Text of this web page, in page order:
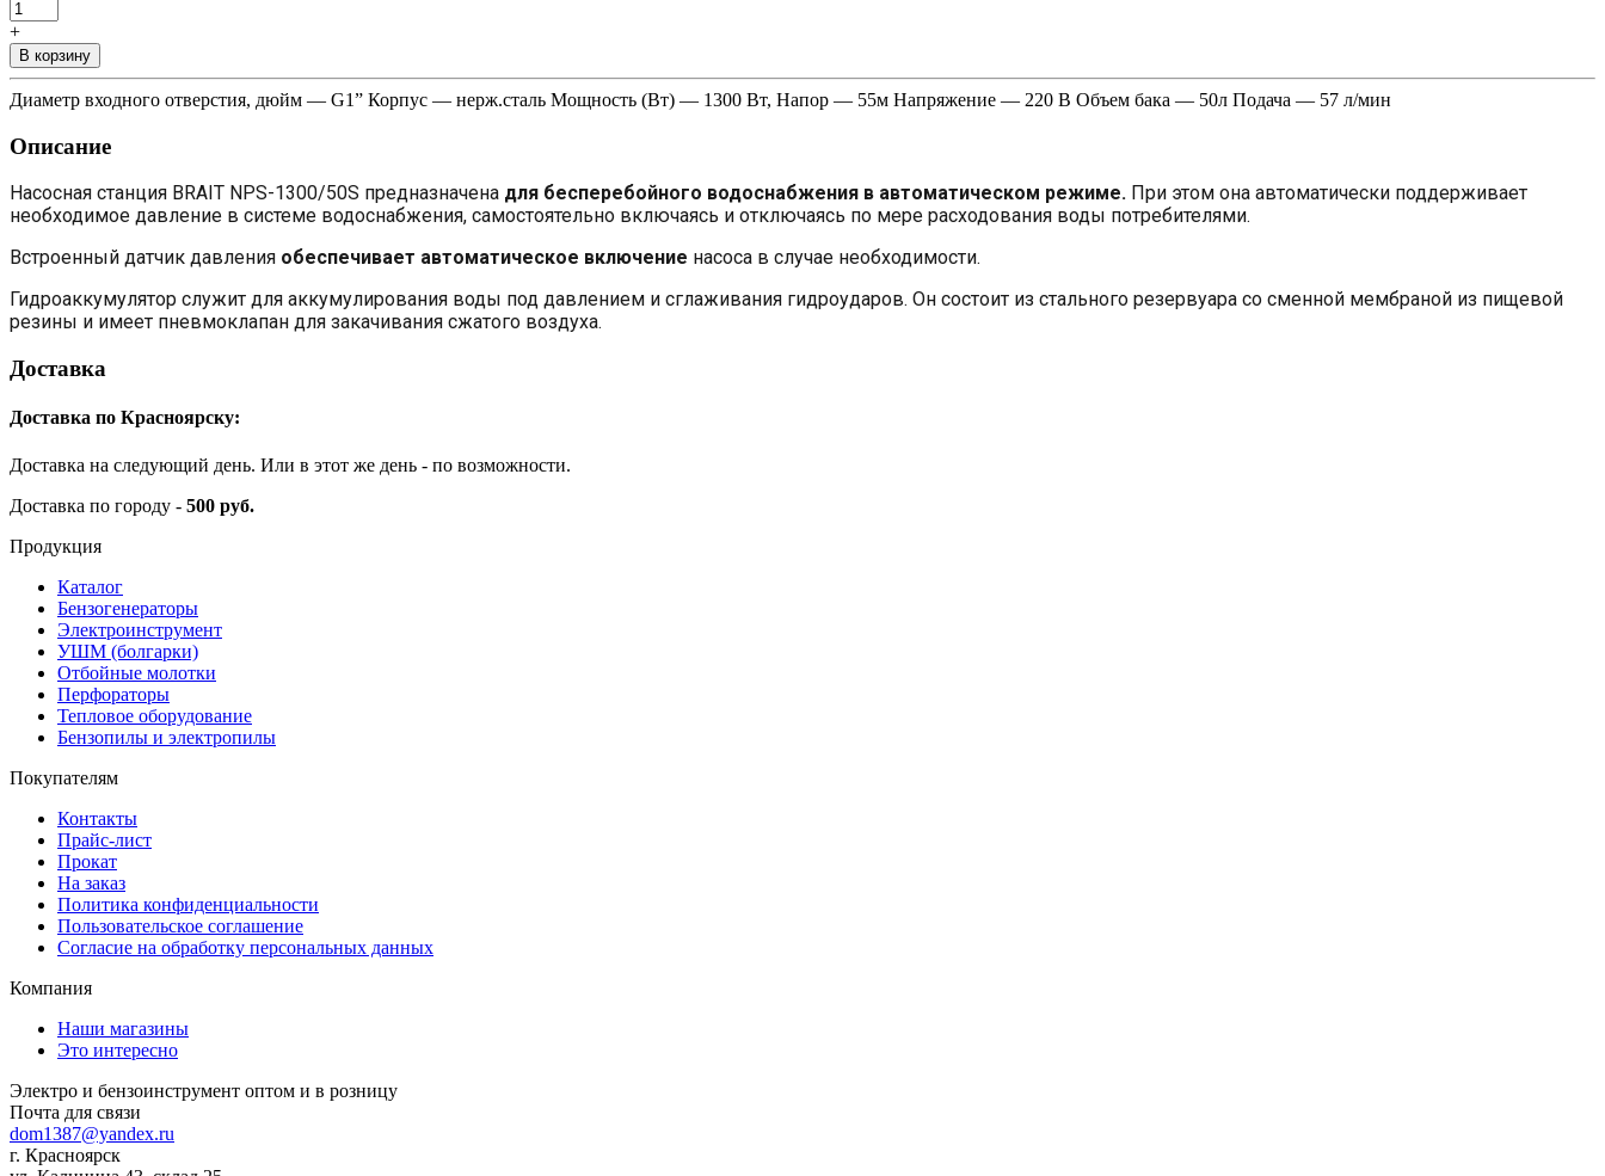
+
В корзину
Диаметр входного отверстия, дюйм — G1” Корпус — нерж.сталь Мощность (Вт) — 1300 Вт, Напор — 55м Напряжение — 220 В Объем бака — 50л Подача — 57 л/мин
Описание
Насосная станция BRAIT NPS-1300/50S предназначена для бесперебойного водоснабжения в автоматическом режиме. При этом она автоматически поддерживает
необходимое давление в системе водоснабжения, самостоятельно включаясь и отключаясь по мере расходования воды потребителями.
Встроенный датчик давления обеспечивает автоматическое включение насоса в случае необходимости.
Гидроаккумулятор служит для аккумулирования воды под давлением и сглаживания гидроударов. Он состоит из стального резервуара со сменной мембраной из пищевой
резины и имеет пневмоклапан для закачивания сжатого воздуха.
Доставка
Доставка по Красноярску:
Доставка на следующий день. Или в этот же день - по возможности.
Доставка по городу - 500 руб.
Продукция
Каталог
Бензогенераторы
Электроинструмент
УШМ (болгарки)
Отбойные молотки
Перфораторы
Тепловое оборудование
Бензопилы и электропилы
Покупателям
Контакты
Прайс-лист
Прокат
На заказ
Политика конфиденциальности
Пользовательское соглашение
Согласие на обработку персональных данных
Компания
Наши магазины
Это интересно
Электро и бензоинструмент оптом и в розницу
Почта для связи
dom1387@yandex.ru
г. Красноярск